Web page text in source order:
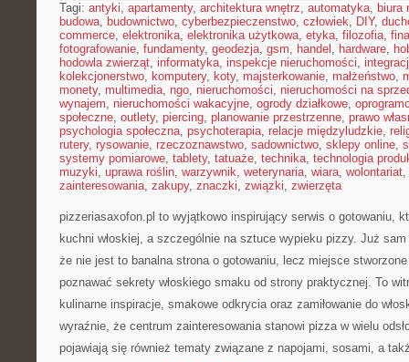
Tagi: antyki, apartamenty, architektura wnętrz, automatyka, biura
budowa, budownictwo, cyberbezpieczenstwo, człowiek, DIY,
commerce, elektronika, elektronika użytkowa, etyka, filozofia,
fotografowanie, fundamenty, geodezja, gsm, handel , hardware,
hodowla zwierząt, informatyka, inspekcje nieruchomości,
kolekcjonerstwo, komputery, koty, majsterkowanie, małżeństwo,
monety, multimedia, ngo, nieruchomości, nieruchomości na
wynajem, nieruchomości wakacyjne, ogrody działkowe,
społeczne, outlety, piercing, planowanie przestrzenne, prawo
psychologia społeczna, psychoterapia, relacje międzyludzkie,
rutery, rysowanie, rzeczoznawstwo, sadownictwo, sklepy online,
systemy pomiarowe, tablety, tatuaże, technika, technologia
muzyki, uprawa roślin, warzywnik, weterynaria, wiara, wolontariat,
zainteresowania, zakupy, znaczki, związki, zwierzęta
pizzeriasaxofon.pl to wyjątkowo inspirujący serwis o gotowaniu,
kuchni włoskiej, a szczególnie na sztuce wypieku pizzy. Już
że nie jest to banalna strona o gotowaniu, lecz miejsce
poznawać sekrety włoskiego smaku od strony praktycznej. To
kulinarne inspiracje, smakowe odkrycia oraz zamiłowanie do
wyraźnie, że centrum zainteresowania stanowi pizza w wielu
pojawiają się również tematy związane z napojami, sosami, a